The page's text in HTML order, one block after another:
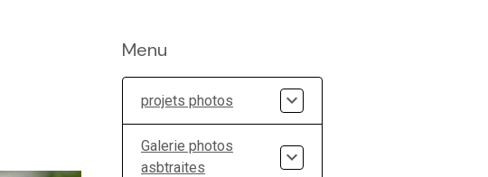
Menu
projets photos
Galerie photos
asbtraites